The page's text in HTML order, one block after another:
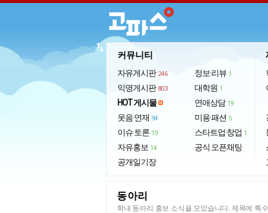
커뮤니티
자유게시판 246
익명게시판 803
HOT 게시물
웃음·연재 94
이슈·토론 19
자유홍보 14
공개일기장
정보·리뷰 1
대학원 1
연애상담 19
미용·패션 5
스타트업·창업 1
공식 오픈채팅
import_export
동아리
학내 동아리 홍보 소식을 모았습니다. 제목에 특